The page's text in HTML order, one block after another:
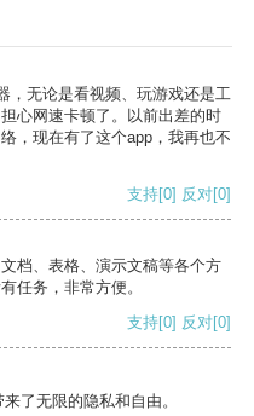
，无论是看视频、玩游戏还是工
心网速卡顿了。以前出差的时
，现在有了这个app，我再也不
支持[0] 反对[0]
档、表格、演示文稿等各个方
任务，非常方便。
支持[0] 反对[0]
了无限的隐私和自由。